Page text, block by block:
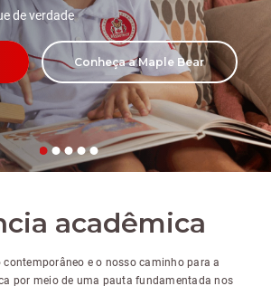
de verdade
Conheça a Maple Bear
acadêmica
e o nosso caminho para a
por meio de uma pauta fundamentada nos